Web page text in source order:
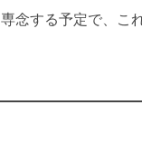
念する予定で、こ